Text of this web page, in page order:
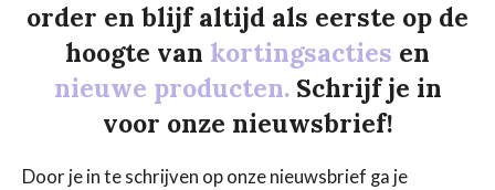
order en blijf altijd als eerste op de
hoogte van kortingsacties en
nieuwe producten. Schrijf je in
voor onze nieuwsbrief!
Door je in te schrijven op onze nieuwsbrief ga je